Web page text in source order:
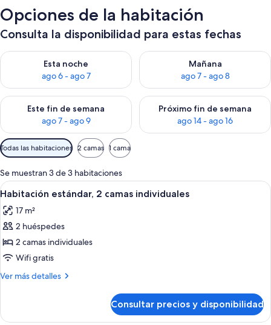
Opciones de la habitación
Consulta la disponibilidad para estas fechas
Esta noche
ago 6 - ago 7
Consulta la disponibilidad para esta noche, ago 6 - ago 7
Mañana
ago 7 - ago 8
Consulta la disponibilidad
Este fin de semana
ago 7 - ago 9
Consulta la disponibilidad para este fin de semana, ago 7 -
Próximo fin de semana
ago 14 - ago 16
Consulta la disponibilidad
Filtros
disponibles
para
las
habitaciones
Todas las habitaciones 2 camas 1 cama
Se muestran 3 de 3 habitaciones
Abrir
todas
las
fotos
de
Habitación
estándar,
individuales
Habitación de hotel con dos camas,
6
Habitación estándar, 2 camas individuales
17 m²
2 huéspedes
2 camas individuales
Wifi gratis
Ver más detalles
Más
estándar,
Consultar precios y disponibilidad